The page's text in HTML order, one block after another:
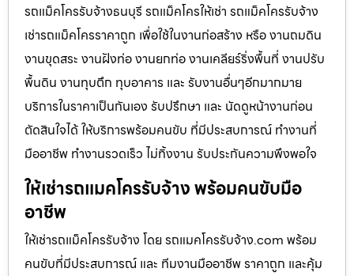
รถแม็คโครรับจ้างธนบุรี รถแม็คโครให้เช่า รถแม็คโครรับจ้าง
เช่ารถแม็คโครราคาถูก เพื่อใช้ในงานก่อสร้าง หรือ งานถมดิน
งานขุดสระ งานฝังท่อ งานยกท่อ งานเคลียร์ริ่งพื้นที่ งานปรับ
พื้นดิน งานทุบตึก ทุบอาคาร และ รับงานอื่นๆอีกมากมาย
บริการในราคาเป็นกันเอง รับปรึกษา และ นัดดูหน้างานก่อน
ตัดสินใจได้ ให้บริการพร้อมคนขับ ที่มีประสบการณ์ ทำงานที่
มืออาชีพ ทำงานรวดเร็ว ไม่ทิ้งงาน รับประกันความพึงพอใจ
ให้เช่ารถแมคโครรับจ้าง พร้อมคนขับมือ
อาชีพ
ให้เช่ารถแม็คโครรับจ้าง โดย รถแมคโครรับจ้าง.com พร้อม
คนขับที่มีประสบการณ์ และ ทีมงานมืออาชีพ ราคาถูก และคุ้ม